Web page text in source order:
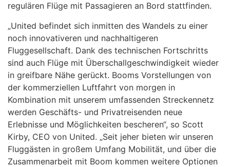
regulären Flüge mit Passagieren an Bord stattfinden.
„United befindet sich inmitten des Wandels zu einer
noch innovativeren und nachhaltigeren
Fluggesellschaft. Dank des technischen Fortschritts
sind auch Flüge mit Überschallgeschwindigkeit wieder
in greifbare Nähe gerückt. Booms Vorstellungen von
der kommerziellen Luftfahrt von morgen in
Kombination mit unserem umfassenden Streckennetz
werden Geschäfts- und Privatreisenden neue
Erlebnisse und Möglichkeiten bescheren“, so Scott
Kirby, CEO von United. „Seit jeher bieten wir unseren
Fluggästen in großem Umfang Mobilität, und über die
Zusammenarbeit mit Boom kommen weitere Optionen